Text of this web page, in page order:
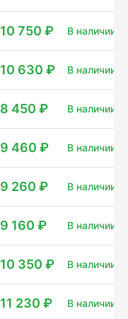
10 750 ₽ В наличии:
10 630 ₽ В наличии:
8 450 ₽ В наличии:
9 460 ₽ В наличии:
9 260 ₽ В наличии:
9 160 ₽ В наличии:
10 350 ₽ В наличии:
11 230 ₽ В наличии: